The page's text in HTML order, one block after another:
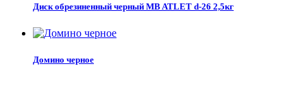
Диск обрезиненный черный MB ATLET d-26 2,5кг
Домино черное